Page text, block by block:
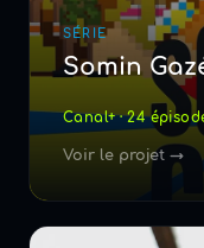
SÉRIE
Somin
Canal+ · 24
Voir le projet →